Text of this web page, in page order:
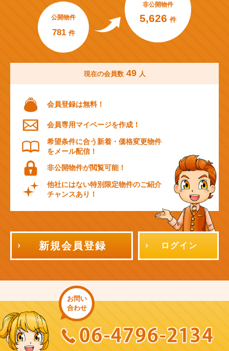
公開物件
781 件
非公開物件
5,626 件
現在の会員数 49 人
会員登録は無料！
会員専用マイページを作成！
希望条件に合う新着・価格変更物件
をメール配信！
非公開物件が閲覧可能！
他社にはない特別限定物件のご紹介
チャンスあり！
新規会員登録 ログイン
お問い
合わせ